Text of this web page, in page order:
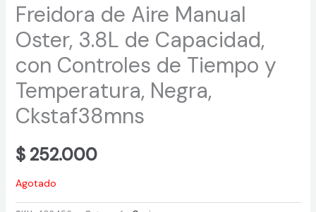
Freidora de Aire Manual
Oster, 3.8L de Capacidad,
con Controles de Tiempo y
Temperatura, Negra,
Ckstaf38mns
$252.000
Agotado